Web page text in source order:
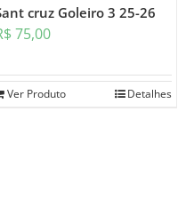
cruz Goleiro 3 25-26
75,00
Ver Produto Detalhes